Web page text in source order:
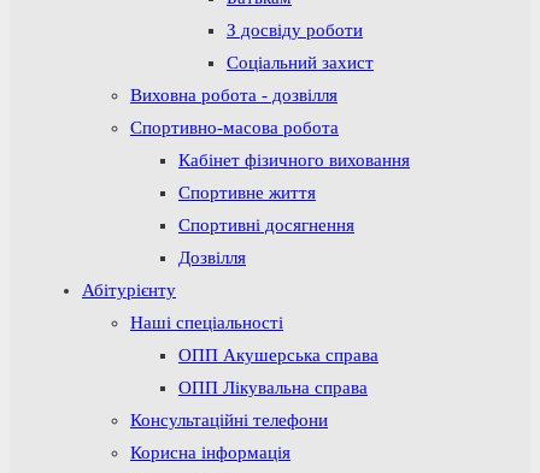
З досвіду роботи
Соціальний захист
Виховна робота - дозвілля
Спортивно-масова робота
Кабінет фізичного виховання
Спортивне життя
Спортивні досягнення
Дозвілля
Абітурієнту
Наші спеціальності
ОПП Акушерська справа
ОПП Лікувальна справа
Консультаційні телефони
Корисна інформація